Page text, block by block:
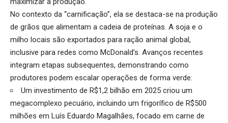
No contexto da “carnificação”, ela se destaca-se na produção
de grãos que alimentam a cadeia de proteínas. A soja e o
milho locais são exportados para ração animal global,
inclusive para redes como McDonald’s. Avanços recentes
integram etapas subsequentes, demonstrando como
produtores podem escalar operações de forma verde:
Um investimento de R$1,2 bilhão em 2025 criou um
megacomplexo pecuário, incluindo um frigorífico de R$500
milhões em Luís Eduardo Magalhães, focado em carne de